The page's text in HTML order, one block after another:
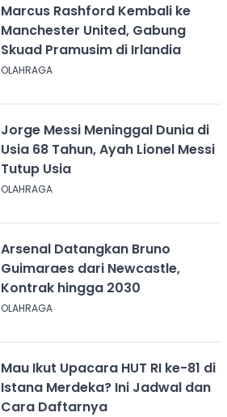
Marcus Rashford Kembali ke
Manchester United, Gabung
Skuad Pramusim di Irlandia
OLAHRAGA
Jorge Messi Meninggal Dunia di
Usia 68 Tahun, Ayah Lionel Messi
Tutup Usia
OLAHRAGA
Arsenal Datangkan Bruno
Guimaraes dari Newcastle,
Kontrak hingga 2030
OLAHRAGA
Mau Ikut Upacara HUT RI ke-81 di
Istana Merdeka? Ini Jadwal dan
Cara Daftarnya